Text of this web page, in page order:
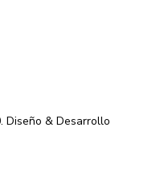
Diseño & Desarrollo